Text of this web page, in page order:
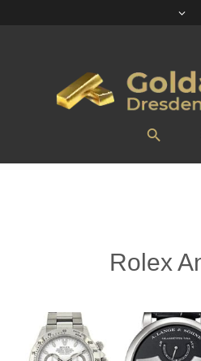
Rolex